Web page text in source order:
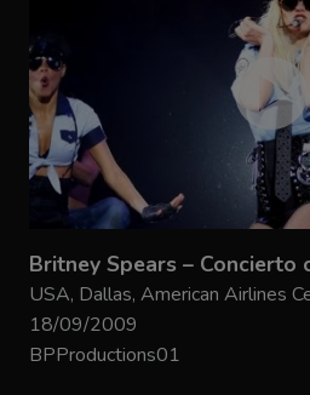
Britney Spears – Concierto
USA, Dallas, American Airlines
18/09/2009
BPProductions01